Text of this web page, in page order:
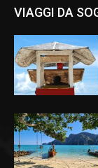
VIAGGI DA